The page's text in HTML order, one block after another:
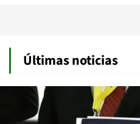
Últimas noticias